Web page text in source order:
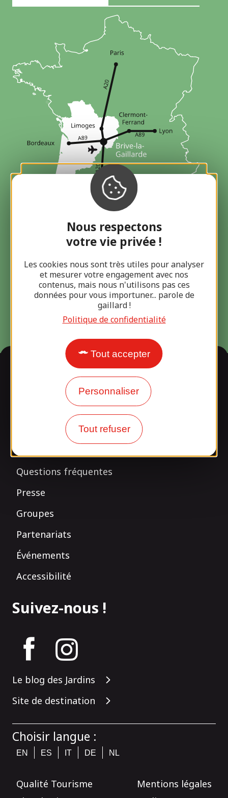
Nous respectons
votre vie privée !
Les cookies nous sont très utiles pour analyser
et mesurer votre engagement avec nos
contenus, mais nous n'utilisons pas ces
données pour vous importuner... parole de
gaillard !
Politique de confidentialité
Tout accepter
Personnaliser
Tout refuser
Contact
Laisser un message
05 55 86 75 35
Informations
Nos horaires
Questions fréquentes
Presse
Groupes
Partenariats
Événements
Accessibilité
Suivez-nous !
Le blog des Jardins
Site de destination
Choisir langue :
EN ES IT DE NL
Qualité Tourisme
Mentions légales